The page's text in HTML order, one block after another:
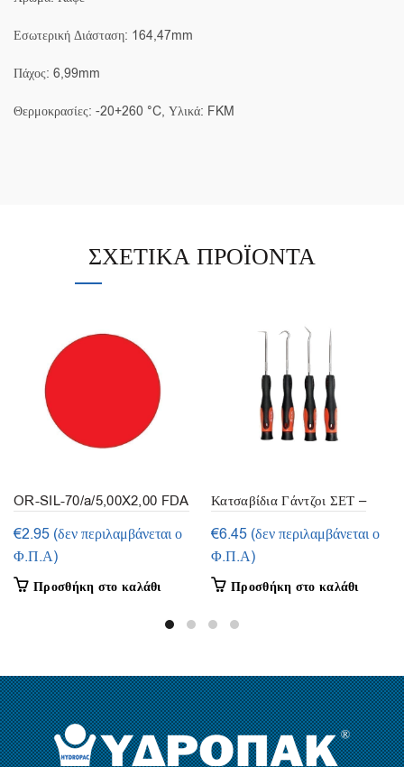
Εσωτερική Διάσταση: 164,47mm
Πάχος: 6,99mm
Θερμοκρασίες: -20+260 °C, Υλικά: FKM
ΣΧΕΤΙΚΆ ΠΡΟΪΌΝΤΑ
OR-SIL-70/a/5,00X2,00 FDA
(συσκευασία 50τεμ.)
€2.95 (δεν περιλαμβάνεται ο
Φ.Π.Α)
Προσθήκη στο καλάθι
Κατσαβίδια Γάντζοι ΣΕΤ –
4τμ.
€6.45 (δεν περιλαμβάνεται ο
Φ.Π.Α)
Προσθήκη στο καλάθι